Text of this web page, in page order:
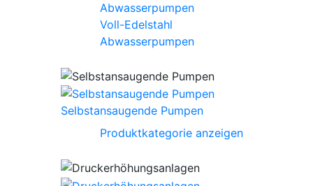
Voll-Edelstahl
Abwasserpumpen
Selbstansaugende Pumpen
Produktkategorie anzeigen